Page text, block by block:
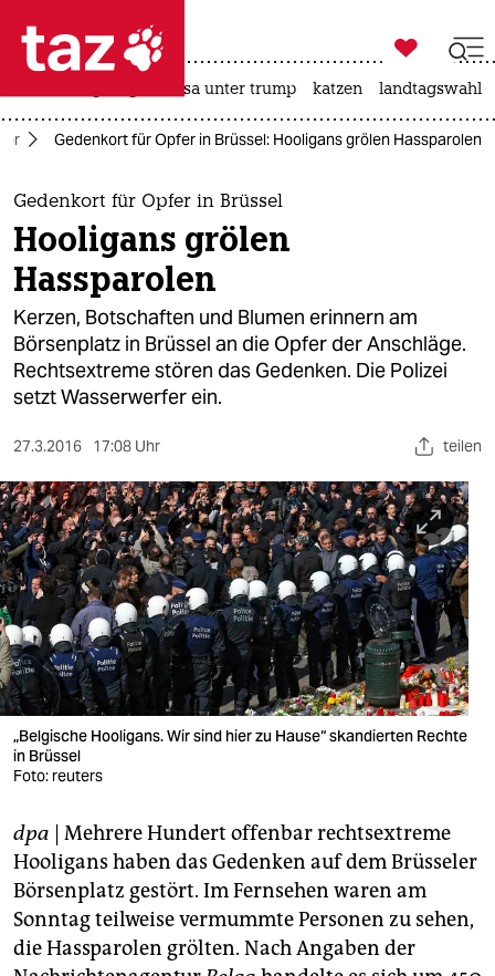
 taz zahl ich
taz zahl ich
themen
politik
öko
gesellschaft
kultur
sport
berlin
nord
wahrheit
verlag
verlag
veranstaltungen
shop
fragen & hilfe
unterstützen
abo
genossenschaft

taz zahl ich
usa unter trump katzen landtagswahl
Gedenkort für Opfer in Brüssel: Hooligans grölen Hassparolen
Gedenkort für Opfer in Brüssel
Hooligans grölen
Hassparolen
Kerzen, Botschaften und Blumen erinnern am
Börsenplatz in Brüssel an die Opfer der Anschläge.
Rechtsextreme stören das Gedenken. Die Polizei
setzt Wasserwerfer ein.
27.3.2016 17:08 Uhr teilen
„Belgische Hooligans. Wir sind hier zu Hause“ skandierten Rechte
in Brüssel
Foto: reuters
dpa | Mehrere Hundert offenbar rechtsextreme
Hooligans haben das Gedenken auf dem Brüsseler
Börsenplatz gestört. Im Fernsehen waren am
Sonntag teilweise vermummte Personen zu sehen,
die Hassparolen grölten. Nach Angaben der